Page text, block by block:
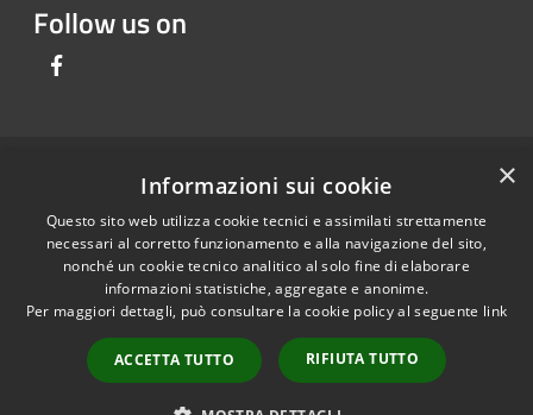
Follow us on
Accessibility
Privacy
Cookie
Dati fiscali e codici
fatturazione
Dichiarazione di
Comune convenzionato
Astigov
Progetto|Convenzione
Adesioni
•Accesso redazione
×
Informazioni sui cookie
Questo sito web utilizza cookie tecnici e assimilati strettamente
necessari al corretto funzionamento e alla navigazione del sito,
nonché un cookie tecnico analitico al solo fine di elaborare
informazioni statistiche, aggregate e anonime.
Per maggiori dettagli, può consultare la cookie policy al seguente link
ACCETTA TUTTO RIFIUTA TUTTO